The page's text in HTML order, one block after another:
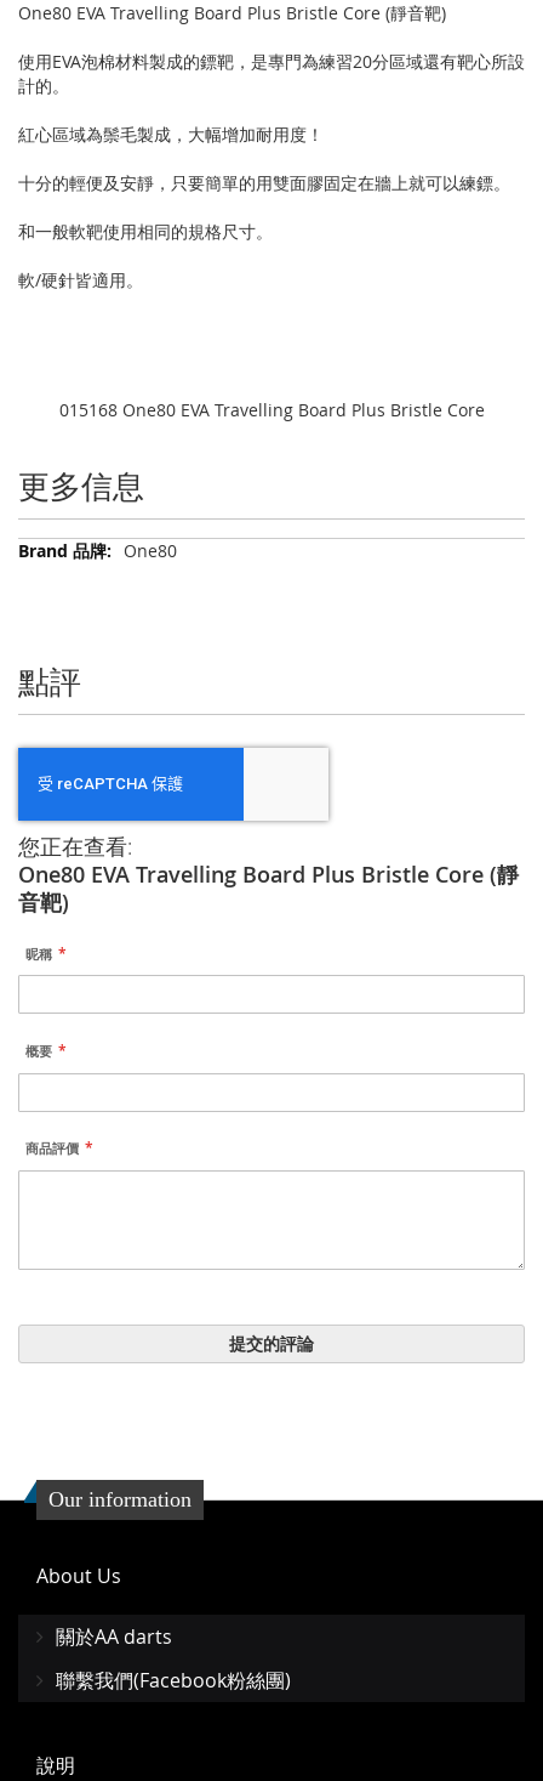
One80 EVA Travelling Board Plus Bristle Core (靜音靶)
使用EVA泡棉材料製成的鏢靶，是專門為練習20分區域還有靶心所設
計的。
紅心區域為鬃毛製成，大幅增加耐用度！
十分的輕便及安靜，只要簡單的用雙面膠固定在牆上就可以練鏢。
和一般軟靶使用相同的規格尺寸。
軟/硬針皆適用。
015168 One80 EVA Travelling Board Plus Bristle Core
更多信息
更
One80
點評
您正在查看:
One80 EVA Travelling Board Plus Bristle Core (靜
音靶)
昵稱
概要
商品評價
提交的評論
Our information
About Us
關於AA darts
聯繫我們(Facebook粉絲團)
說明